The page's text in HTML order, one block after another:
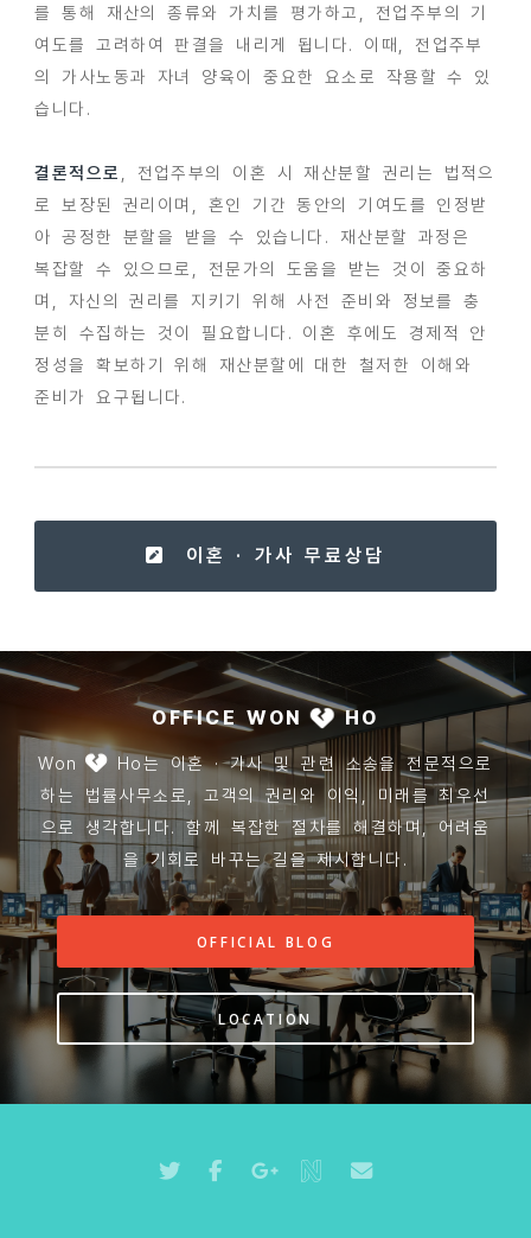
를 통해 재산의 종류와 가치를 평가하고, 전업주부의 기
여도를 고려하여 판결을 내리게 됩니다. 이때, 전업주부
의 가사노동과 자녀 양육이 중요한 요소로 작용할 수 있
습니다.
결론적으로 , 전업주부의 이혼 시 재산분할 권리는 법적으
로 보장된 권리이며, 혼인 기간 동안의 기여도를 인정받
아 공정한 분할을 받을 수 있습니다. 재산분할 과정은
복잡할 수 있으므로, 전문가의 도움을 받는 것이 중요하
며, 자신의 권리를 지키기 위해 사전 준비와 정보를 충
분히 수집하는 것이 필요합니다. 이혼 후에도 경제적 안
정성을 확보하기 위해 재산분할에 대한 철저한 이해와
준비가 요구됩니다.
이혼 · 가사 무료상담
OFFICE WON HO
Won
Ho는 이혼 · 가사 및 관련 소송을 전문적으로
하는 법률사무소로, 고객의 권리와 이익, 미래를 최우선
으로 생각합니다. 함께 복잡한 절차를 해결하며, 어려움
을 기회로 바꾸는 길을 제시합니다.
OFFICIAL BLOG
LOCATION